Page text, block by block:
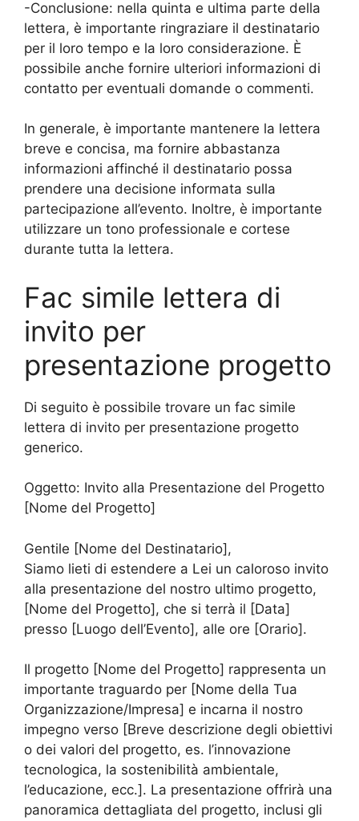
-Conclusione: nella quinta e ultima parte della
lettera, è importante ringraziare il destinatario
per il loro tempo e la loro considerazione. È
possibile anche fornire ulteriori informazioni di
contatto per eventuali domande o commenti.
In generale, è importante mantenere la lettera
breve e concisa, ma fornire abbastanza
informazioni affinché il destinatario possa
prendere una decisione informata sulla
partecipazione all’evento. Inoltre, è importante
utilizzare un tono professionale e cortese
durante tutta la lettera.
Fac simile lettera di
invito per
presentazione progetto
Di seguito è possibile trovare un fac simile
lettera di invito per presentazione progetto
generico.
Oggetto: Invito alla Presentazione del Progetto
[Nome del Progetto]
Gentile [Nome del Destinatario],
Siamo lieti di estendere a Lei un caloroso invito
alla presentazione del nostro ultimo progetto,
[Nome del Progetto], che si terrà il [Data]
presso [Luogo dell’Evento], alle ore [Orario].
Il progetto [Nome del Progetto] rappresenta un
importante traguardo per [Nome della Tua
Organizzazione/Impresa] e incarna il nostro
impegno verso [Breve descrizione degli obiettivi
o dei valori del progetto, es. l’innovazione
tecnologica, la sostenibilità ambientale,
l’educazione, ecc.]. La presentazione offrirà una
panoramica dettagliata del progetto, inclusi gli